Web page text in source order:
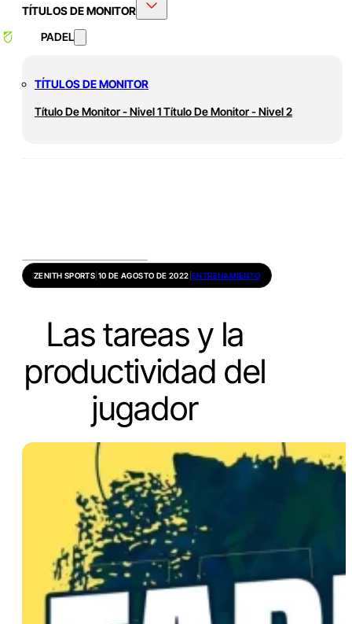
TÍTULOS DE MONITOR
PADEL
TÍTULOS DE MONITOR
Título De Monitor - Nivel 1Título De Monitor - Nivel 2
ZENITH SPORTS 10 DE AGOSTO DE 2022 |ENTRENAMIENTO
Las tareas y la
productividad del
jugador